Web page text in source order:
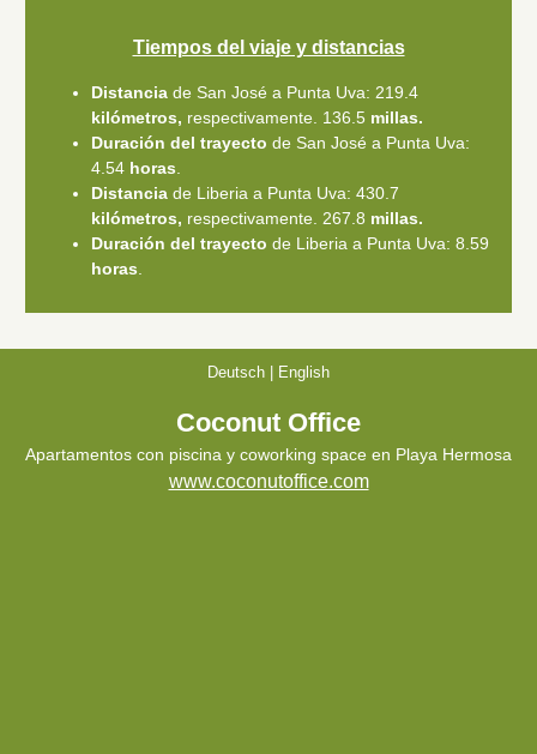
Tiempos del viaje y distancias
Distancia de San José a Punta Uva: 219.4
kilómetros, respectivamente. 136.5 millas.
Duración del trayecto de San José a Punta Uva:
4.54 horas
Distancia de Liberia a Punta Uva: 430.7
kilómetros, respectivamente. 267.8 millas.
Duración del trayecto de Liberia a Punta Uva: 8.59
horas
Deutsch English
Coconut Office
Apartamentos con piscina y coworking space en Playa Hermosa
www.coconutoffice.com